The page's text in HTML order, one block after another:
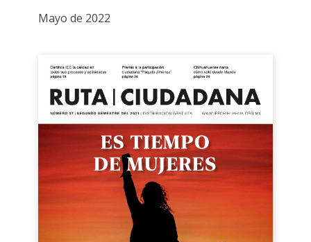
Mayo de 2022